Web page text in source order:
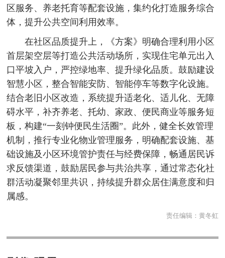
区服务、养老托育等配套设施，集约化打造服务综合
体，提升公共空间利用效率。
在社区品质提升上，《方案》明确合理利用小区
首层架空层等打造公共活动场所，实现住宅单元出入
口平坡入户，严控绿地率、提升绿化品质。鼓励建设
智慧小区，整合智能安防、智能停车等数字化设施。
结合老旧小区改造，系统提升适老化、适儿化、无障
碍水平，补齐养老、托幼、家政、便民商业等服务短
板，构建“一刻钟便民生活圈”。此外，健全长效管理
机制，推行专业化物业管理服务，明确配套设施、基
础设施及小区环境管护责任与经费保障，畅通居民诉
求反馈渠道，鼓励居民参与共治共享，通过常态化社
群活动凝聚邻里共识，持续提升群众居住满意度和归
属感。
责任编辑： 黄冬虹